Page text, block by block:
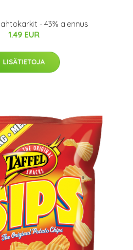
- 43% alennus
1.49 EUR
LISÄTIETOJA